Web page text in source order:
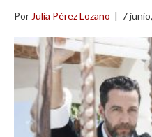
Por Julia Pérez Lozano | 7